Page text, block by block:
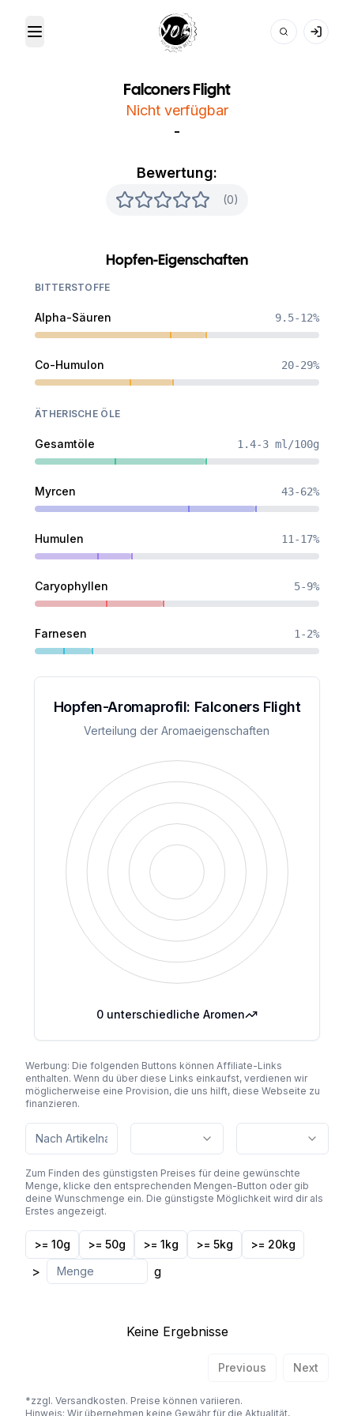
Toggle Menu Your Own Beer
Falconers Flight
Bewertung:
(0)
Nicht verfügbar
-
Hopfen-Eigenschaften
BITTERSTOFFE
Alpha-Säuren 9.5-12%
Co-Humulon 20-29%
ÄTHERISCHE ÖLE
Gesamtöle 1.4-3 ml/100g
Myrcen 43-62%
Humulen 11-17%
Caryophyllen 5-9%
Farnesen 1-2%
Hopfen-Aromaprofil: Falconers Flight
Verteilung der Aromaeigenschaften
0unterschiedliche Aromen
Werbung: Die folgenden Buttons können Affiliate-Links
enthalten. Wenn du über diese Links einkaufst, verdienen wir
möglicherweise eine Provision, die uns hilft, diese Webseite zu
finanzieren.
Zum Finden des günstigsten Preises für deine gewünschte
Menge, klicke den entsprechenden Mengen-Button oder gib
deine Wunschmenge ein. Die günstigste Möglichkeit wird dir als
Erstes angezeigt.
>= 10g >= 50g >= 1kg >= 5kg >= 20kg
> g
Keine Ergebnisse
Previous Next
*zzgl. Versandkosten. Preise können variieren.
Hinweis: Wir übernehmen keine Gewähr für die Aktualität,